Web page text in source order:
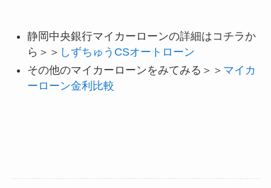
静岡中央銀行マイカーローンの詳細はコチラか
ら＞＞ しずちゅうCSオートローン
その他のマイカーローンをみてみる＞＞ マイカ
ーローン金利比較